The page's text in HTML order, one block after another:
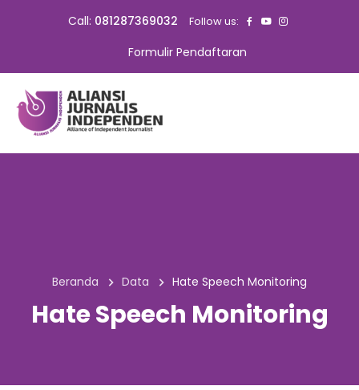
Call: 081287369032 Follow us:
Formulir Pendaftaran
Beranda Data Hate Speech Monitoring
Hate Speech Monitoring